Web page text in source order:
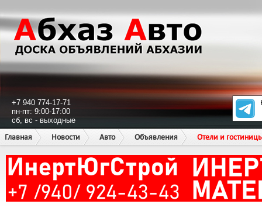
+7 940 774-17-71
пн-пт: 9:00-17:00
сб, вс - выходные
Главная
Новости Авто Объявления Отели и